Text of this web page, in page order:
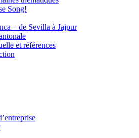
Song!
– de Sevilla à Jajpur
et références